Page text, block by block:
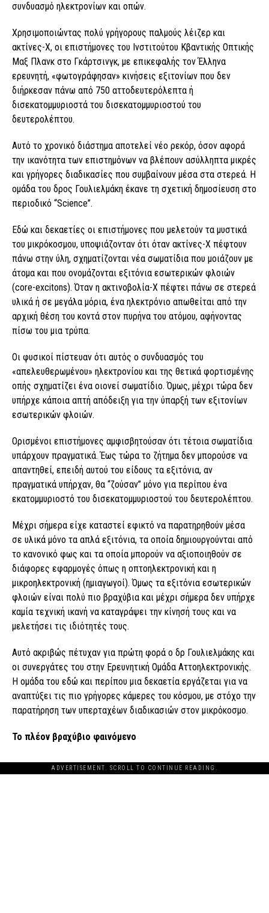
συνδυασμό ηλεκτρονίων και οπών.
Χρησιμοποιώντας πολύ γρήγορους παλμούς λέιζερ και
ακτίνες-Χ, οι επιστήμονες του Ινστιτούτου Κβαντικής Οπτικής
Μαξ Πλανκ στο Γκάρτσινγκ, με επικεφαλής τον Έλληνα
ερευνητή, «φωτογράφησαν» κινήσεις εξιτονίων που δεν
διήρκεσαν πάνω από 750 αττοδευτερόλεπτα ή
δισεκατομμυριοστά του δισεκατομμυριοστού του
δευτερολέπτου.
Αυτό το χρονικό διάστημα αποτελεί νέο ρεκόρ, όσον αφορά
την ικανότητα των επιστημόνων να βλέπουν ασύλληπτα μικρές
και γρήγορες διαδικασίες που συμβαίνουν μέσα στα στερεά. Η
ομάδα του δρος Γουλιελμάκη έκανε τη σχετική δημοσίευση στο
περιοδικό “Science”.
Εδώ και δεκαετίες οι επιστήμονες που μελετούν τα μυστικά
του μικρόκοσμου, υποψιάζονταν ότι όταν ακτίνες-Χ πέφτουν
πάνω στην ύλη, σχηματίζονται νέα σωματίδια που μοιάζουν με
άτομα και που ονομάζονται εξιτόνια εσωτερικών φλοιών
(core-excitons). Όταν η ακτινοβολία-Χ πέφτει πάνω σε στερεά
υλικά ή σε μεγάλα μόρια, ένα ηλεκτρόνιο απωθείται από την
αρχική θέση του κοντά στον πυρήνα του ατόμου, αφήνοντας
πίσω του μια τρύπα.
Οι φυσικοί πίστευαν ότι αυτός ο συνδυασμός του
«απελευθερωμένου» ηλεκτρονίου και της θετικά φορτισμένης
οπής σχηματίζει ένα οιονεί σωματίδιο. Όμως, μέχρι τώρα δεν
υπήρχε κάποια απτή απόδειξη για την ύπαρξή των εξιτονίων
εσωτερικών φλοιών.
Ορισμένοι επιστήμονες αμφισβητούσαν ότι τέτοια σωματίδια
υπάρχουν πραγματικά. Έως τώρα το ζήτημα δεν μπορούσε να
απαντηθεί, επειδή αυτού του είδους τα εξιτόνια, αν
πραγματικά υπήρχαν, θα “ζούσαν” μόνο για περίπου ένα
εκατομμυριοστό του δισεκατομμυριοστού του δευτερολέπτου.
Μέχρι σήμερα είχε καταστεί εφικτό να παρατηρηθούν μέσα
σε υλικά μόνο τα απλά εξιτόνια, τα οποία δημιουργούνται από
το κανονικό φως και τα οποία μπορούν να αξιοποιηθούν σε
διάφορες εφαρμογές όπως η οπτοηλεκτρονική και η
μικροηλεκτρονική (ημιαγωγοί). Όμως τα εξιτόνια εσωτερικών
φλοιών είναι πολύ πιο βραχύβια και μέχρι σήμερα δεν υπήρχε
καμία τεχνική ικανή να καταγράψει την κίνησή τους και να
μελετήσει τις ιδιότητές τους.
Αυτό ακριβώς πέτυχαν για πρώτη φορά ο δρ Γουλιελμάκης και
οι συνεργάτες του στην Ερευνητική Ομάδα Αττοηλεκτρονικής.
Η ομάδα του εδώ και περίπου μια δεκαετία εργάζεται για να
αναπτύξει τις πιο γρήγορες κάμερες του κόσμου, με στόχο την
παρατήρηση των υπερταχέων διαδικασιών στον μικρόκοσμο.
Το πλέον βραχύβιο φαινόμενο
ADVERTISEMENT. SCROLL TO CONTINUE READING.